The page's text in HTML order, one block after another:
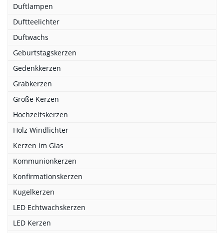
Duftlampen
Duftteelichter
Duftwachs
Geburtstagskerzen
Gedenkkerzen
Grabkerzen
Große Kerzen
Hochzeitskerzen
Holz Windlichter
Kerzen im Glas
Kommunionkerzen
Konfirmationskerzen
Kugelkerzen
LED Echtwachskerzen
LED Kerzen